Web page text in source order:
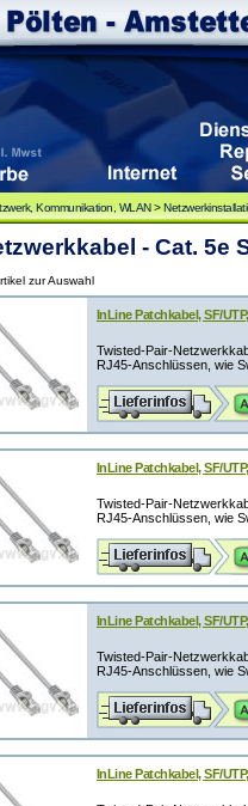
Kommunikation, WLAN>
- Cat. 5e
zur Auswahl
InLine Patchkabel, SF/
Twisted-Pair-
RJ45-Anschlüssen, wie
InLine Patchkabel, SF/
Twisted-Pair-
RJ45-Anschlüssen, wie
InLine Patchkabel, SF/
Twisted-Pair-
RJ45-Anschlüssen, wie
InLine Patchkabel, SF/